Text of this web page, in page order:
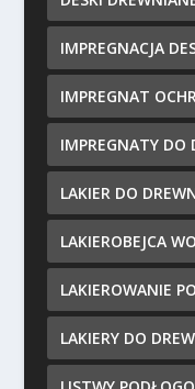
IMPREGNACJA
IMPREGNAT
IMPREGNATY DO
LAKIER DO
LAKIEROBEJCA
LAKIEROWANIE
LAKIERY DO